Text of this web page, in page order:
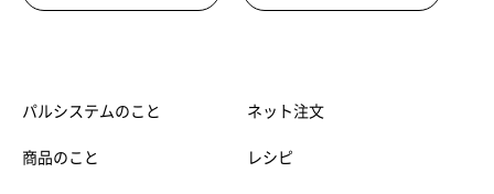
パルシステムのこと
商品のこと
ネット注文
レシピ